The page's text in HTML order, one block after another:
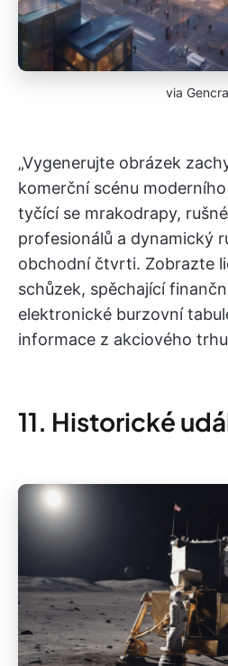
via
„Vygenerujte obrázek
komerční scénu
tyčící se mrakodrapy,
profesionálů a dynamický
obchodní čtvrti. Zobrazte
schůzek, spěchající
elektronické burzovní
informace z akciového
11. Historické